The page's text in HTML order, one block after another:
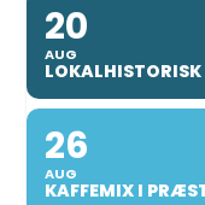
20
AUG
26
AUG
KAFFEMIX I